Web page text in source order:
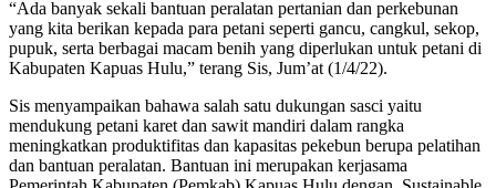
“Ada banyak sekali bantuan peralatan pertanian dan perkebunan
yang kita berikan kepada para petani seperti gancu, cangkul, sekop,
pupuk, serta berbagai macam benih yang diperlukan untuk petani di
Kabupaten Kapuas Hulu,” terang Sis, Jum’at (1/4/22).
Sis menyampaikan bahawa salah satu dukungan sasci yaitu
mendukung petani karet dan sawit mandiri dalam rangka
meningkatkan produktifitas dan kapasitas pekebun berupa pelatihan
dan bantuan peralatan. Bantuan ini merupakan kerjasama